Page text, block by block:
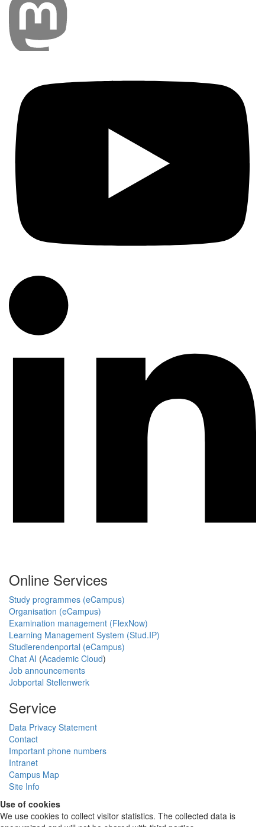
Online Services
Study programmes (eCampus)
Organisation (eCampus)
Examination management (FlexNow)
Learning Management System (Stud.IP)
Studierendenportal (eCampus)
Chat AI (Academic Cloud)
Job announcements
Jobportal Stellenwerk
Service
Data Privacy Statement
Contact
Important phone numbers
Intranet
Campus Map
Site Info
Use of cookies
We use cookies to collect visitor statistics. The collected data is